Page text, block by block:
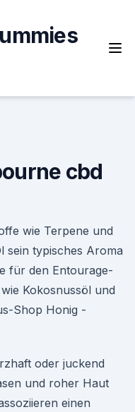
cbd
wie Terpene und
sein typisches Aroma
für den Entourage-
Kokosnussöl und
Shop Honig -
oder juckend
und roher Haut
einen